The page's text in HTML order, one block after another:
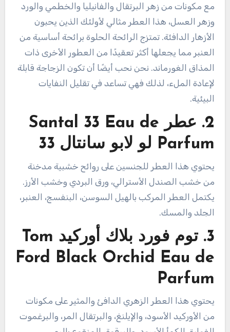
مع مكونات من زهر البرتقال والفانيليا والخطمي والورد
وزهر العسل، هذا العطر مثالي لأولئك الذين يحبون
الأزهار الدافئة. تمتزج الرائحة الحلوة برائحة أساسية من
العنبر مما يجعلها أكثر تعقيدًا من العطور الأخرى ذات
المذاق الغورماند. نحن نحب أيضًا أن تكون الزجاجة قابلة
لإعادة الملء، لذلك فهي تساعد في تقليل النفايات
البيئية.
2.
عطر Santal 33 Eau de
Parfum لو لابو سانتال 33
يحتوي هذا العطر للجنسين على روائح خشبية مدخنة
من خشب الصندل الأسترالي، ورق البردي وخشب الأرز.
يكتمل العطر المركب بالهيل السوسن، البنفسج، العنبر،
الجلد والمسك.
3.
توم فورد بلاك أوركيد Tom
Ford Black Orchid Eau de
Parfum
يحتوي هذا العطر الزهري الدافئ والمثير على مكونات
من الأوركيد الأسود، والإيلنغ، والبرتقال المر، والبرغموت